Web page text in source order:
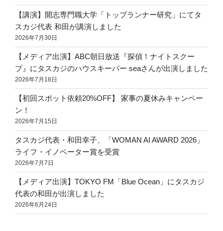
【講演】開志専門職大学「トップランナー研究」にてタ
スカジ代表 和田が講演しました
2026年7月30日
【メディア出演】ABC朝日放送『探偵！ナイトスクー
プ』にタスカジのハウスキーパー seaさんが出演しました
2026年7月18日
【初回スポット依頼20%OFF】 家事の夏休みキャンペー
ン！
2026年7月15日
タスカジ代表・和田幸子、「WOMAN AI AWARD 2026」
ライフ・イノベーター賞を受賞
2026年7月7日
【メディア出演】TOKYO FM「Blue Ocean」にタスカジ
代表の和田が出演しました
2026年6月24日